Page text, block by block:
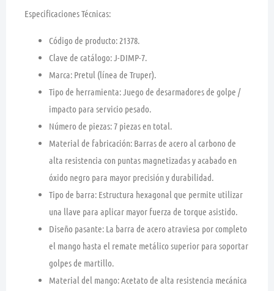
Especificaciones Técnicas:
Código de producto: 21378.
Clave de catálogo:J-DIMP-7.
Marca: Pretul (línea de Truper).
Tipo de herramienta:Juego de desarmadores de golpe /
impacto para servicio pesado.
Número de piezas:7 piezas en total.
Material de fabricación: Barras de acero al carbono de
alta resistencia con puntas magnetizadas y acabado en
óxido negro para mayor precisión y durabilidad.
Tipo de barra: Estructura hexagonal que permite utilizar
una llave para aplicar mayor fuerza de torque asistido.
Diseño pasante: La barra de acero atraviesa por completo
el mango hasta el remate metálico superior para soportar
golpes de martillo.
Material del mango:Acetato de alta resistencia mecánica